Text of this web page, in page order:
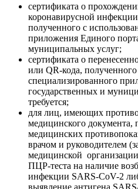
сертификата о
коронавирусной
полученного с
приложения Единого
муниципальных услуг;
сертификата о
или QR-кода,
специализированного
государственных и
требуется;
для лиц, имеющих
медицинского
медицинских
врачом и руководителем
медицинской
ПЦР-теста на наличие
инфекции SARS-CoV-2
выявление антигена